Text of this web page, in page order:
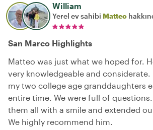
William
Yerel ev sahibi Matteo
San Marco Highlights
Matteo was just what we hoped for.
very knowledgeable and considerate.
my two college age granddaughters
entire time. We were full of
them all with a smile and extended
We highly recommend him.